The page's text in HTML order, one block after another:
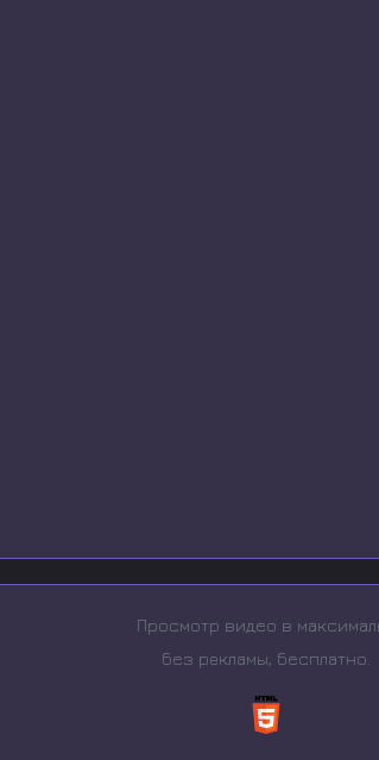
Просмотр видео в
без рeкламы, бесплатно.